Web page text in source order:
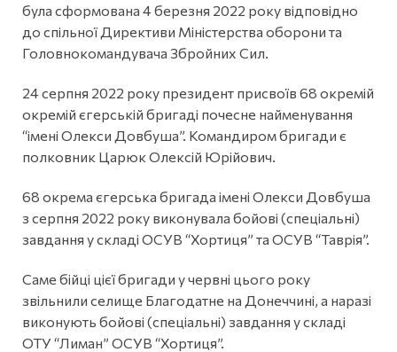
була сформована 4 березня 2022 року відповідно
до спільної Директиви Міністерства оборони та
Головнокомандувача Збройних Сил.
24 серпня 2022 року президент присвоїв 68 окремій
окремій єгерській бригаді почесне найменування
“імені Олекси Довбуша”. Командиром бригади є
полковник Царюк Олексій Юрійович.
68 окрема єгерська бригада імені Олекси Довбуша
з серпня 2022 року виконувала бойові (спеціальні)
завдання у складі ОСУВ “Хортиця” та ОСУВ “Таврія”.
Саме бійці цієї бригади у червні цього року
звільнили селище Благодатне на Донеччині, а наразі
виконують бойові (спеціальні) завдання у складі
ОТУ “Лиман” ОСУВ “Хортиця”.